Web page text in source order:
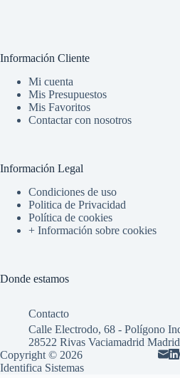
Información Cliente
Mi cuenta
Mis Presupuestos
Mis Favoritos
Contactar con nosotros
Información Legal
Condiciones de uso
Politica de Privacidad
Política de cookies
+ Información sobre cookies
Donde estamos
Contacto
Calle Electrodo, 68 - Polígono
28522 Rivas Vaciamadrid Madrid
Copyright © 2026
Identifica Sistemas